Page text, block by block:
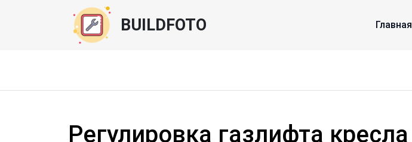
BUILDFOTO Главная
Регулировка газлифта кресла